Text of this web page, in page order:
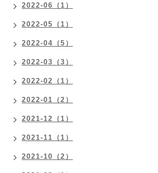
2022-06（1）
2022-05（1）
2022-04（5）
2022-03（3）
2022-02（1）
2022-01（2）
2021-12（1）
2021-11（1）
2021-10（2）